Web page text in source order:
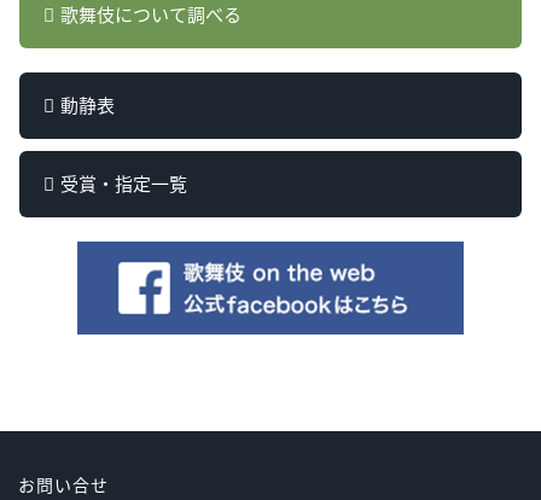
歌舞伎について調べる
動静表
受賞・指定一覧
お問い合せ